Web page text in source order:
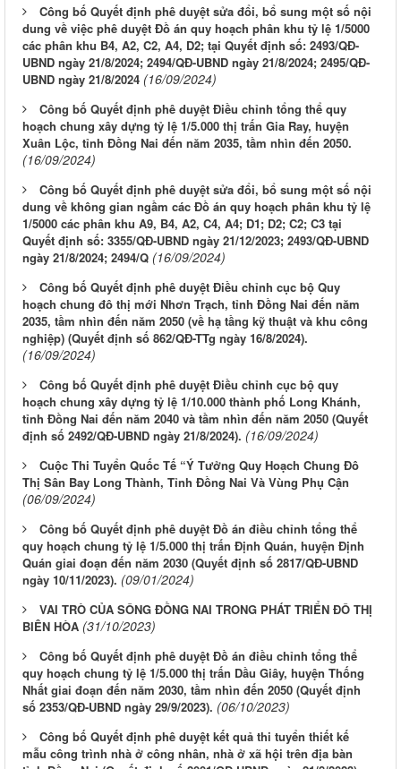
Công bố Quyết định phê duyệt sửa đổi, bổ sung một số nội
dung về việc phê duyệt Đồ án quy hoạch phân khu tỷ lệ 1/5000
các phân khu B4, A2, C2, A4, D2; tại Quyết định số: 2493/QĐ-
UBND ngày 21/8/2024; 2494/QĐ-UBND ngày 21/8/2024; 2495/QĐ-
UBND ngày 21/8/2024 (16/09/2024)
Công bố Quyết định phê duyệt Điều chỉnh tổng thể quy
hoạch chung xây dựng tỷ lệ 1/5.000 thị trấn Gia Ray, huyện
Xuân Lộc, tỉnh Đồng Nai đến năm 2035, tầm nhìn đến 2050.
(16/09/2024)
Công bố Quyết định phê duyệt sửa đổi, bổ sung một số nội
dung về không gian ngầm các Đồ án quy hoạch phân khu tỷ lệ
1/5000 các phân khu A9, B4, A2, C4, A4; D1; D2; C2; C3 tại
Quyết định số: 3355/QĐ-UBND ngày 21/12/2023; 2493/QĐ-UBND
ngày 21/8/2024; 2494/Q (16/09/2024)
Công bố Quyết định phê duyệt Điều chỉnh cục bộ Quy
hoạch chung đô thị mới Nhơn Trạch, tỉnh Đồng Nai đến năm
2035, tầm nhìn đến năm 2050 (về hạ tầng kỹ thuật và khu công
nghiệp) (Quyết định số 862/QĐ-TTg ngày 16/8/2024).
(16/09/2024)
Công bố Quyết định phê duyệt Điều chỉnh cục bộ quy
hoạch chung xây dựng tỷ lệ 1/10.000 thành phố Long Khánh,
tỉnh Đồng Nai đến năm 2040 và tầm nhìn đến năm 2050 (Quyết
định số 2492/QĐ-UBND ngày 21/8/2024). (16/09/2024)
Cuộc Thi Tuyển Quốc Tế “Ý Tưởng Quy Hoạch Chung Đô
Thị Sân Bay Long Thành, Tỉnh Đồng Nai Và Vùng Phụ Cận
(06/09/2024)
Công bố Quyết định phê duyệt Đồ án điều chỉnh tổng thể
quy hoạch chung tỷ lệ 1/5.000 thị trấn Định Quán, huyện Định
Quán giai đoạn đến năm 2030 (Quyết định số 2817/QĐ-UBND
ngày 10/11/2023). (09/01/2024)
VAI TRÒ CỦA SÔNG ĐỒNG NAI TRONG PHÁT TRIỂN ĐÔ THỊ
BIÊN HÒA (31/10/2023)
Công bố Quyết định phê duyệt Đồ án điều chỉnh tổng thể
quy hoạch chung tỷ lệ 1/5.000 thị trấn Dầu Giây, huyện Thống
Nhất giai đoạn đến năm 2030, tầm nhìn đến 2050 (Quyết định
số 2353/QĐ-UBND ngày 29/9/2023). (06/10/2023)
Công bố Quyết định phê duyệt kết quả thi tuyển thiết kế
mẫu công trình nhà ở công nhân, nhà ở xã hội trên địa bàn
LỊCH CÔNG TÁC CỦA LÃNH ĐẠO SỞ XÂY DỰNG (Từ ngày